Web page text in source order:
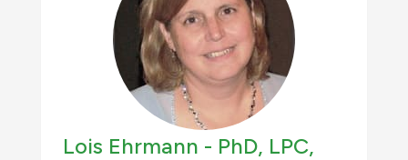
Lois Ehrmann - PhD, LPC,